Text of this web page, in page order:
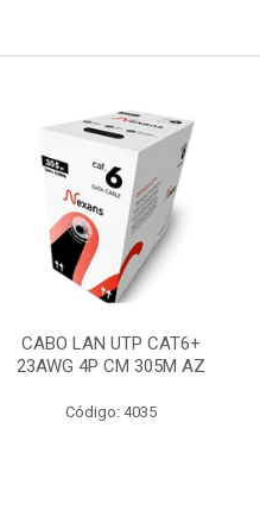
CABO LAN UTP CAT6+
23AWG 4P CM 305M AZ
Código: 4035